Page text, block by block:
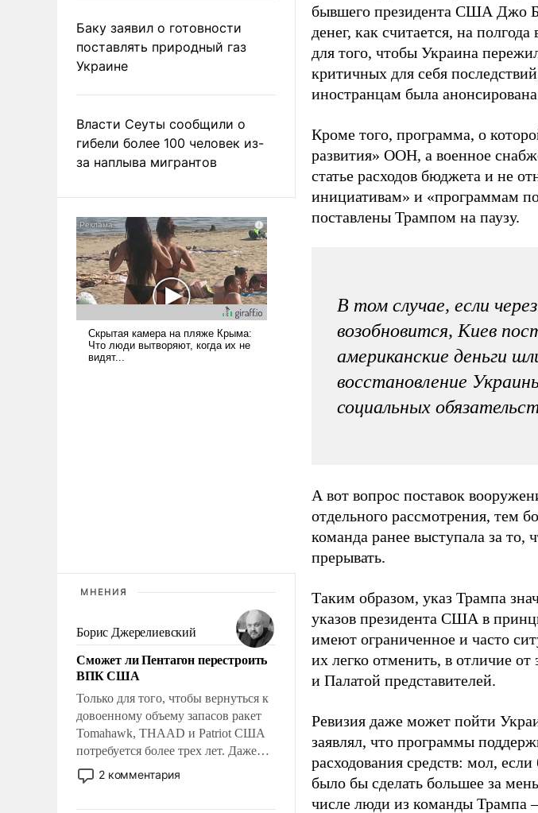
Баку заявил о готовности
поставлять природный газ
Украине
Власти Сеуты сообщили о
гибели более 100 человек из-
за наплыва мигрантов
МНЕНИЯ
Борис Джерелиевский
Сможет ли Пентагон перестроить
ВПК США
Только для того, чтобы вернуться к
довоенному объему запасов ракет
Tomahawk, THAAD и Patriot США
потребуется более трех лет. Даже
небольшая война с Ираном
опустошила американские
2 комментария
бывшего президента США Джо
денег, как считается, на
для того, чтобы Украина
критичных для себя
иностранцам была
Кроме того, программа, о
развития» ООН, а военное
статье расходов бюджета и не
инициативам» и «программам
поставлены Трампом на паузу.
В том случае, если
возобновится, Киев
американские деньги
восстановление
социальных
А вот вопрос поставок
отдельного рассмотрения, тем
команда ранее выступала за то,
прерывать.
Таким образом, указ Трампа
указов президента США в
имеют ограниченное и часто
их легко отменить, в отличие
и Палатой представителей.
Ревизия даже может пойти
заявлял, что программы
расходования средств: мол,
было бы сделать большее за
числе люди из команды Трампа